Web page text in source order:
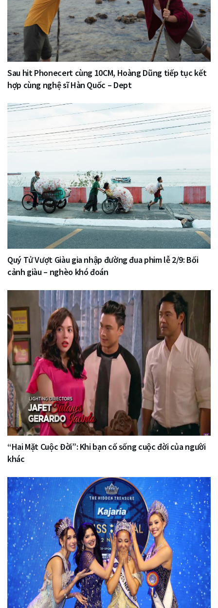
Sau hit Phonecert cùng 10CM, Hoàng Dũng tiếp tục kết
hợp cùng nghệ sĩ Hàn Quốc – Dept
Quý Tử Vượt Giàu gia nhập đường đua phim lễ 2/9: Bối
cảnh giàu – nghèo khó đoán
“Hai Mặt Cuộc Đời”: Khi bạn cố sống cuộc đời của người
khác